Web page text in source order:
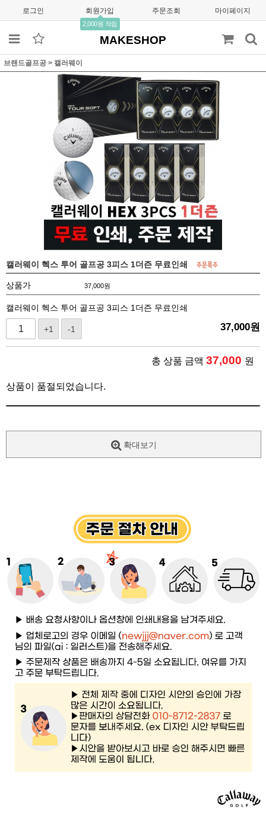
로그인 회원가입
2,000원 적립
주문조회 마이페이지
MAKESHOP
브랜드골프공 > 캘러웨이
캘러웨이 헥스 투어 골프공 3피스 1더즌 무료인쇄
상품가 37,000원
캘러웨이 헥스 투어 골프공 3피스 1더즌 무료인쇄
+1 -1 37,000원
총 상품 금액 37,000 원
상품이 품절되었습니다.
확대보기